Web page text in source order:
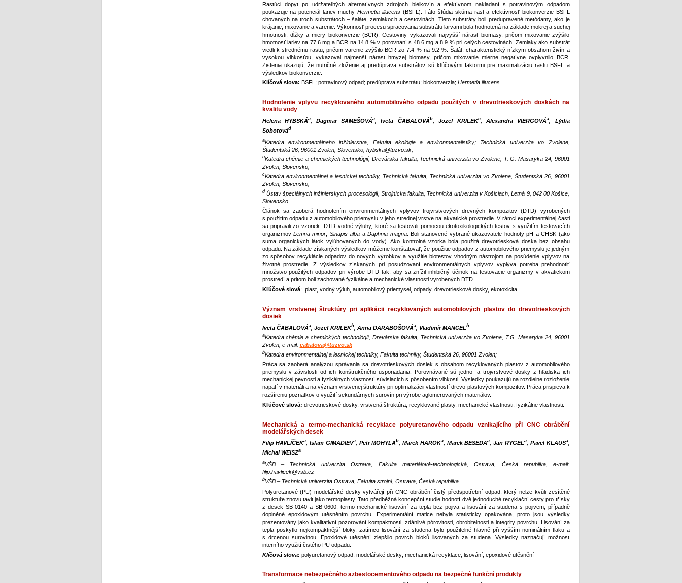
Rastúci dopyt po udržateľných alternatívnych zdrojoch bielkovín a efektívnom nakladaní s potravinovým odpadom
poukazuje na potenciál lariev muchyHermetia illucens (BSFL). Táto štúdia skúma rast a efektívnosť biokonverzie BSFL
chovaných na troch substrátoch – šaláte, zemiakoch a cestovinách. Tieto substráty boli predupravené metódamy, ako je
krájanie, mixovanie a varenie. Výkonnosť procesu spracovania substrátu larvami bola hodnotená na základe mokrej a suchej
hmotnosti, dĺžky a miery biokonverzie (BCR). Cestoviny vykazovali najvyšší nárast biomasy, pričom mixovanie zvýšilo
hmotnosť lariev na 77.6 mg a BCR na 14.8 % v porovnaní s 48.6 mg a 8.9 % pri celých cestovinách. Zemiaky ako substrát
viedli k strednému rastu, pričom varenie zvýšilo BCR zo 7.4 % na 9.2 %. Šalát, charakteristický nízkym obsahom živín a
vysokou vlhkosťou, vykazoval najmenší nárast hmyzej biomasy, pričom mixovanie mierne negatívne ovplyvnilo BCR.
Zistenia ukazujú, že nutričné zloženie aj predúprava substrátov sú kľúčovými faktormi pre maximalizáciu rastu BSFL a
výsledkov biokonverzie.
Klíčová slova: BSFL; potravinový odpad; predúprava substrátu; biokonverzia; Hermetia illucens
Hodnotenie vplyvu recyklovaného automobilového odpadu použitých v drevotrieskových doskách na
kvalitu vody
Helena HYBSKÁa, Dagmar SAMEŠOVÁa, Iveta ČABALOVÁb, Jozef KRILEKc, Alexandra VIERGOVÁa,
Lýdia
Sobotovád
aKatedra environmentálneho inžinierstva, Fakulta ekológie a environmentalistiky; Technická univerzita vo Zvolene,
Študentská 26, 96001 Zvolen, Slovensko, hybska@tuzvo.sk;
bKatedra chémie a chemických technológií, Drevárska fakulta, Technická univerzita vo Zvolene, T. G. Masaryka 24, 96001
Zvolen, Slovensko;
cKatedra environmentálnej a lesníckej techniky, Technická fakulta, Technická univerzita vo Zvolene, Študentská 26, 96001
Zvolen, Slovensko;
dÚstav špeciálnych inžinierskych procesológií, Strojnícka fakulta, Technická univerzita v Košiciach, Letná 9, 042 00 Košice,
Slovensko
Článok sa zaoberá hodnotením environmentálnych vplyvov trojvrstvových drevných kompozitov (DTD) vyrobených
s použitím odpadu z automobilového priemyslu v jeho strednej vrstve na akvatické prostredie. V rámci experimentálnej časti
sa pripravili zo vzoriek DTD vodné výluhy, ktoré sa testovali pomocou ekotoxikologických testov s využitím testovacích
organizmov Lemna minor Sinapis alba aDaphnia magna. Boli stanovené vybrané ukazovatele hodnoty pH a CHSK (ako
suma organických látok vylúhovaných do vody). Ako kontrolná vzorka bola použitá drevotriesková doska bez obsahu
odpadu. Na základe získaných výsledkov môžeme konštatovať, že použitie odpadov z automobilového priemyslu je jedným
zo spôsobov recyklácie odpadov do nových výrobkov a využitie biotestov vhodným nástrojom na posúdenie vplyvov na
životné prostredie. Z výsledkov získaných pri posudzovaní environmentálnych vplyvov vyplýva potreba prehodnotiť
množstvo použitých odpadov pri výrobe DTD tak, aby sa znížil inhibičný účinok na testovacie organizmy v akvatickom
prostredí a pritom boli zachované fyzikálne a mechanické vlastnosti vyrobených DTD.
Kľúčové slová: plast, vodný výluh, automobilový priemysel, odpady, drevotrieskové dosky, ekotoxicita
Význam vrstvenej štruktúry pri aplikácii recyklovaných automobilových plastov do drevotrieskových
dosiek
Iveta ČABALOVÁa, Jozef KRILEKb, Anna DARABOŠOVÁa, Vladimír MANCELb
aKatedra chémie a chemických technológií, Drevárska fakulta, Technická univerzita vo Zvolene, T.G. Masaryka 24, 96001
Zvolen; e-mail: cabalova@tuzvo.sk
bKatedra environmentálnej a lesníckej techniky, Fakulta techniky, Študentská 26, 96001 Zvolen;
Práca sa zaoberá analýzou správania sa drevotrieskových dosiek s obsahom recyklovaných plastov z automobilového
priemyslu v závislosti od ich konštrukčného usporiadania. Porovnávané sú jedno- a trojvrstvové dosky z hľadiska ich
mechanickej pevnosti a fyzikálnych vlastností súvisiacich s pôsobením vlhkosti. Výsledky poukazujú na rozdielne rozloženie
napätí v materiáli a na význam vrstvenej štruktúry pri optimalizácii vlastností drevo-plastových kompozitov. Práca prispieva k
rozšíreniu poznatkov o využití sekundárnych surovín pri výrobe aglomerovaných materiálov.
Kľúčové slová: drevotrieskové dosky, vrstvená štruktúra, recyklované plasty, mechanické vlastnosti, fyzikálne vlastnosti.
Mechanická a termo-mechanická recyklace polyuretanového odpadu vznikajícího při CNC obrábění
modelářských desek
Filip HAVLÍČEKa, Islam GIMADIEVa, Petr MOHYLAb, Marek HAROKa, Marek BESEDAa, Jan RYGELa, Pavel KLAUSa,
Michal WEISZa
aVŠB – Technická univerzita Ostrava, Fakulta materiálově-technologická, Ostrava, Česká republika, e-mail:
filip.havlicek@vsb.cz
bVŠB – Technická univerzita Ostrava, Fakulta strojní, Ostrava, Česká republika
Polyuretanové (PU) modelářské desky vytvářejí při CNC obrábění čistý předspotřební odpad, který nelze kvůli zesítěné
struktuře znovu tavit jako termoplasty. Tato předběžná koncepční studie hodnotí dvě jednoduché recyklační cesty pro třísky
z desek SB-0140 a SB-0600: termo-mechanické lisování za tepla bez pojiva a lisování za studena s pojivem, případně
doplněné epoxidovým utěsněním povrchu. Experimentální matice nebyla statisticky opakována, proto jsou výsledky
prezentovány jako kvalitativní pozorování kompaktnosti, zdánlivé pórovitosti, obrobitelnosti a integrity povrchu. Lisování za
tepla poskytlo nejkompaktnější bloky, zatímco lisování za studena bylo použitelné hlavně při vyšším nominálním tlaku a
s drcenou surovinou. Epoxidové utěsnění zlepšilo povrch bloků lisovaných za studena. Výsledky naznačují možnost
interního využití čistého PU odpadu.
Klíčová slova: polyuretanový odpad; modelářské desky; mechanická recyklace; lisování; epoxidové utěsnění
Transformace nebezpečného azbestocementového odpadu na bezpečné funkční produkty